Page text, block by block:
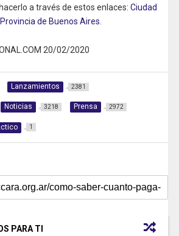
a través de estos enlaces: Ciudad
Provincia de Buenos Aires
20/02/2020
Lanzamientos 2381
Noticias 3218 Prensa 2972
1
PARA TI